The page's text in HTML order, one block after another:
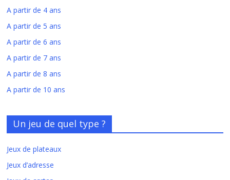
A partir de 4 ans
A partir de 5 ans
A partir de 6 ans
A partir de 7 ans
A partir de 8 ans
A partir de 10 ans
Un jeu de quel type ?
Jeux de plateaux
Jeux d’adresse